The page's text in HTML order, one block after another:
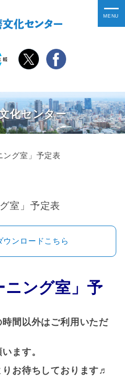
化センター
ング室」予定表
室」予定表
ウンロードこちら
ニング室」予
間以外はご利用いただ
ます。
お待ちしております♬